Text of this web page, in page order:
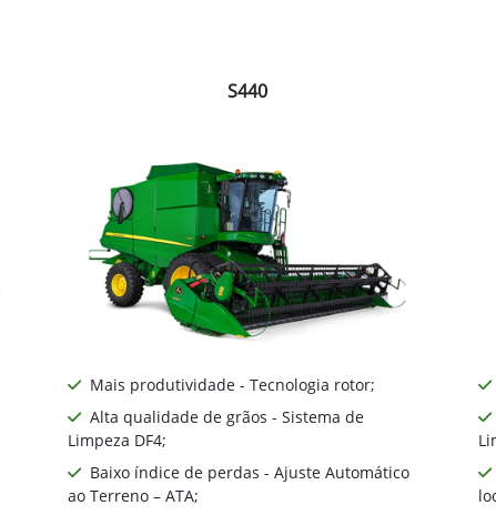
S440
Mais produtividade - Tecnologia rotor;
Alta qualidade de grãos - Sistema de
Limpeza DF4;
Baixo índice de perdas - Ajuste Automático
ao Terreno – ATA;